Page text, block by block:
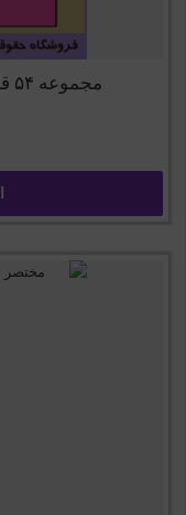
مجموعه ۵۴ قاعده فقهی و حقوقی کاربردی